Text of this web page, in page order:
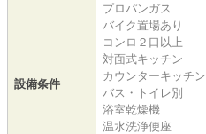
設備条件
プロパンガス
バイク置場あり
コンロ２口以上
対面式キッチン
カウンターキッチン
バス・トイレ別
浴室乾燥機
温水洗浄便座